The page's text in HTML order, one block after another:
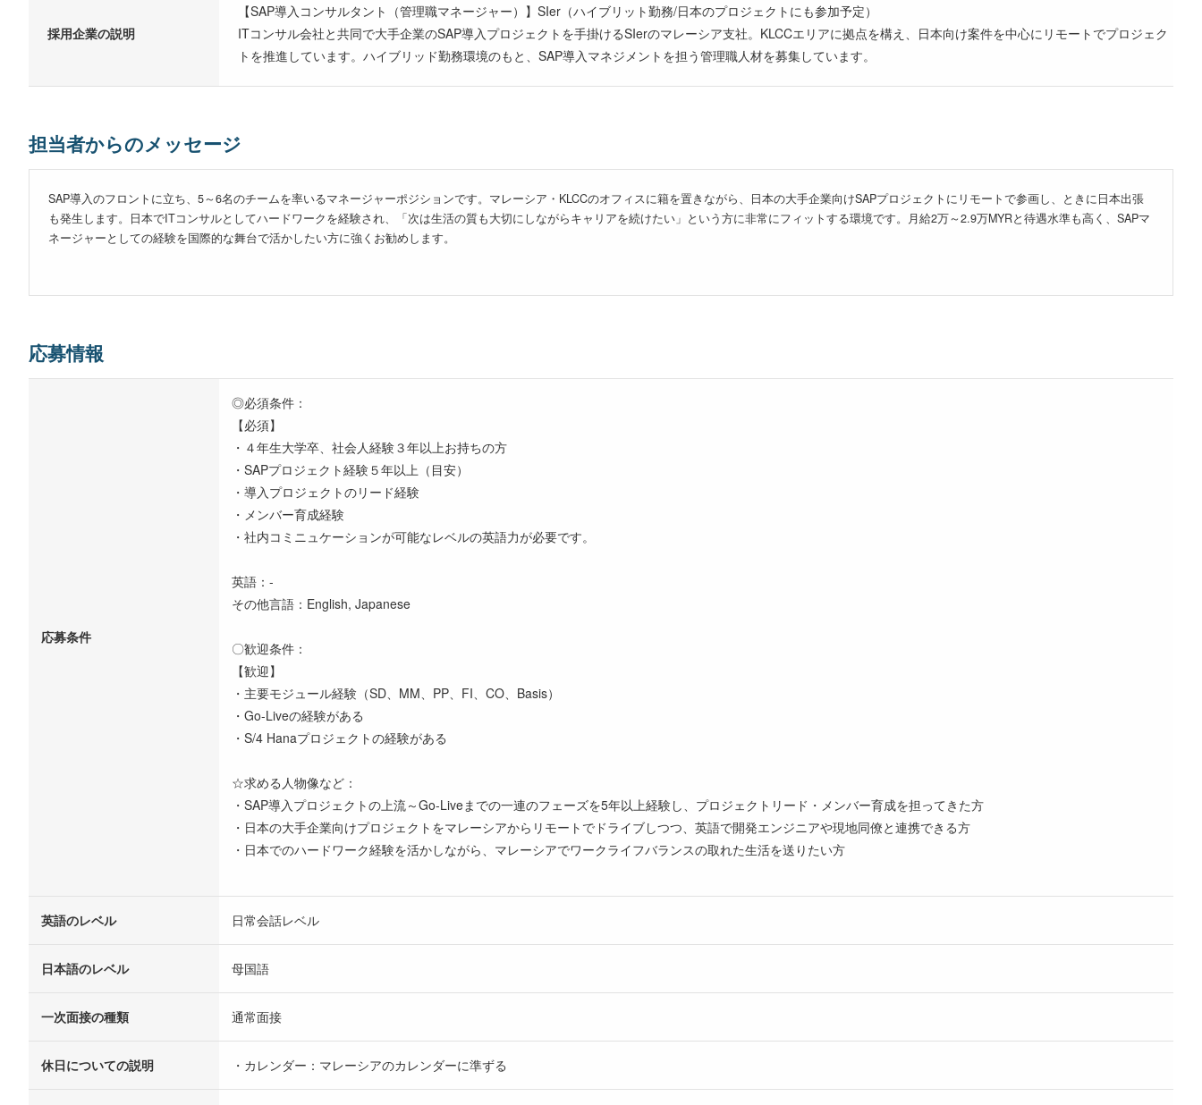
採用企業の説明
【SAP導入コンサルタント（管理職マネージャー）】SIer（ハイブリット勤務/日本のプロジェクトにも参加予定）
ITコンサル会社と共同で大手企業のSAP導入プロジェクトを手掛けるSIerのマレーシア支社。KLCCエリアに拠点を構え、日本向け案件を中心にリモートでプロジェク
トを推進しています。ハイブリッド勤務環境のもと、SAP導入マネジメントを担う管理職人材を募集しています。
担当者からのメッセージ
SAP導入のフロントに立ち、5～6名のチームを率いるマネージャーポジションです。マレーシア・KLCCのオフィスに籍を置きながら、日本の大手企業向けSAPプロジェクトにリモートで参画し、ときに日本出張
も発生します。日本でITコンサルとしてハードワークを経験され、「次は生活の質も大切にしながらキャリアを続けたい」という方に非常にフィットする環境です。月給2万～2.9万MYRと待遇水準も高く、SAPマ
ネージャーとしての経験を国際的な舞台で活かしたい方に強くお勧めします。
応募情報
応募条件
◎必須条件：
【必須】
・４年生大学卒、社会人経験３年以上お持ちの方
・SAPプロジェクト経験５年以上（目安）
・導入プロジェクトのリード経験
・メンバー育成経験
・社内コミニュケーションが可能なレベルの英語力が必要です。
英語：-
その他言語：English, Japanese
〇歓迎条件：
【歓迎】
・主要モジュール経験（SD、MM、PP、FI、CO、Basis）
・Go-Liveの経験がある
・S/4 Hanaプロジェクトの経験がある
☆求める人物像など：
・SAP導入プロジェクトの上流～Go-Liveまでの一連のフェーズを5年以上経験し、プロジェクトリード・メンバー育成を担ってきた方
・日本の大手企業向けプロジェクトをマレーシアからリモートでドライブしつつ、英語で開発エンジニアや現地同僚と連携できる方
・日本でのハードワーク経験を活かしながら、マレーシアでワークライフバランスの取れた生活を送りたい方
英語のレベル 日常会話レベル
日本語のレベル 母国語
一次面接の種類 通常面接
休日についての説明 ・カレンダー：マレーシアのカレンダーに準ずる